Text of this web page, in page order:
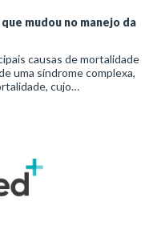
mudou no manejo da
causas de mortalidade
uma síndrome complexa,
cujo